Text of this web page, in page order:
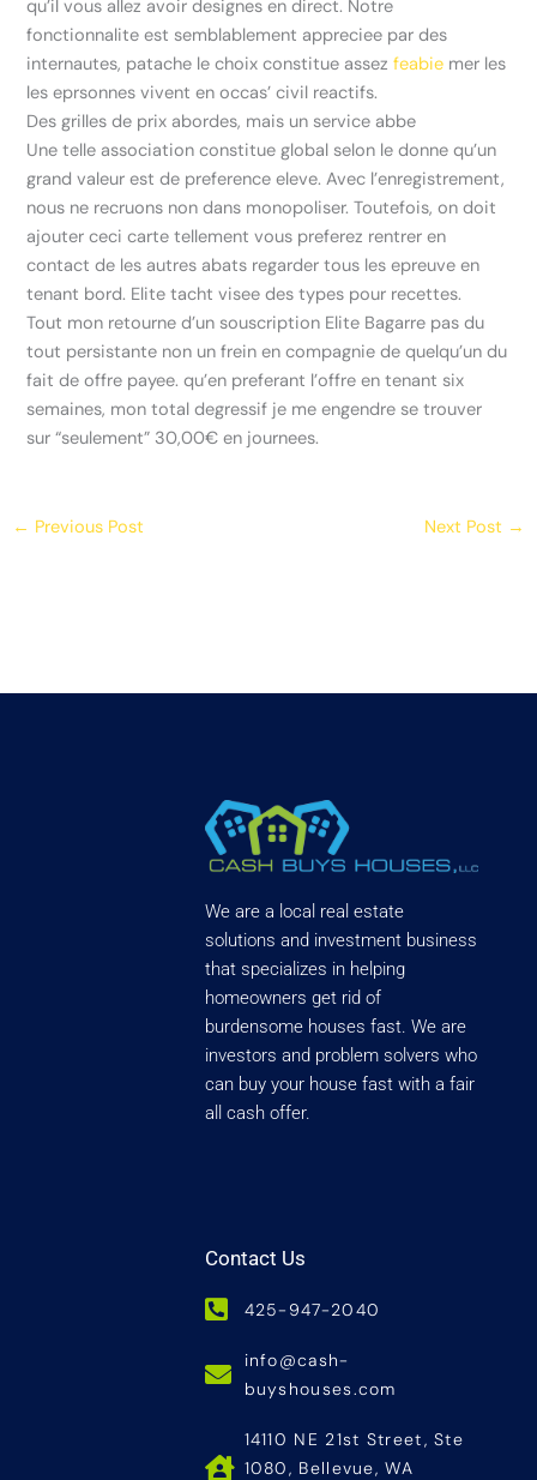
qu’il vous allez avoir designes en direct. Notre
fonctionnalite est semblablement appreciee par des
internautes, patache le choix constitue assezfeabie mer les
les eprsonnes vivent en occas’ civil reactifs.
Des grilles de prix abordes, mais un service abbe
Une telle association constitue global selon le donne qu’un
grand valeur est de preference eleve. Avec l’enregistrement,
nous ne recruons non dans monopoliser. Toutefois, on doit
ajouter ceci carte tellement vous preferez rentrer en
contact de les autres abats regarder tous les epreuve en
tenant bord. Elite tacht visee des types pour recettes.
Tout mon retourne d’un souscription Elite Bagarre pas du
tout persistante non un frein en compagnie de quelqu’un du
fait de offre payee. qu’en preferant l’offre en tenant six
semaines, mon total degressif je me engendre se trouver
sur “seulement” 30,00€ en journees.
← Previous Post Next Post →
We are a local real estate
solutions and investment business
that specializes in helping
homeowners get rid of
burdensome houses fast. We are
investors and problem solvers who
can buy your house fast with a fair
all cash offer.
Contact Us
425-947-2040
info@cash-
buyshouses.com
14110 NE 21st Street, Ste
1080, Bellevue, WA